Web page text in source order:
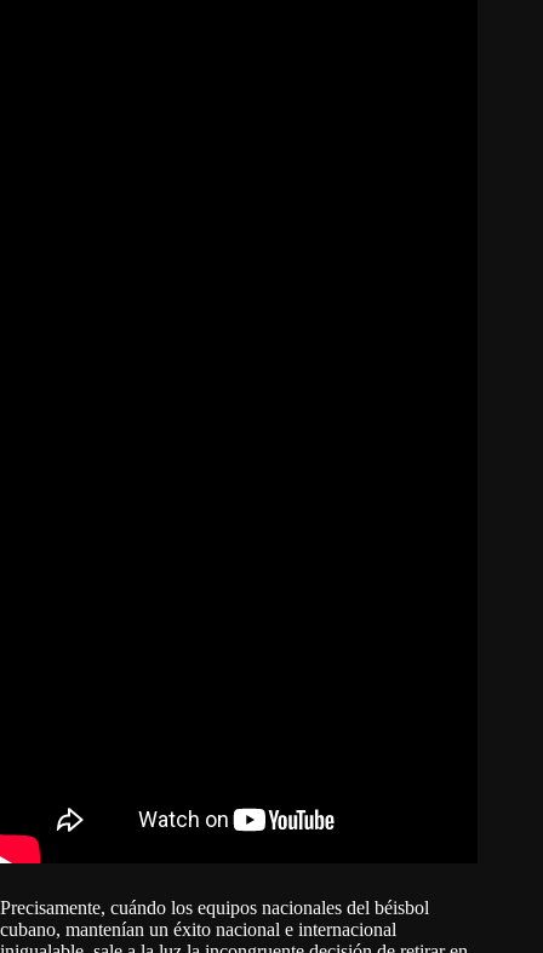
Precisamente, cuándo los equipos nacionales del béisbol
cubano, mantenían un éxito nacional e internacional